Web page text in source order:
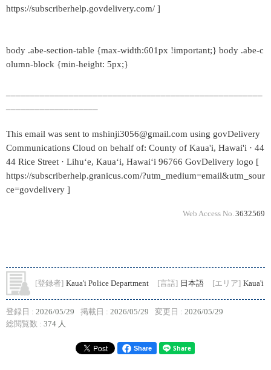
https://subscriberhelp.govdelivery.com/ ]
body .abe-section-table {max-width:601px !important;} body .abe-c
olumn-block {min-height: 5px;}
This email was sent to mshinji3056@gmail.com using govDelivery
Communications Cloud on behalf of: County of Kaua'i, Hawai'i · 44
44 Rice Street · Lihuʻe, Kauaʻi, Hawaiʻi 96766 GovDelivery logo [
https://subscriberhelp.granicus.com/?utm_medium=email&utm_sour
ce=govdelivery ]
Web Access No. 3632569
[登録者] Kaua'i Police Department [言語] 日本語 [エリア] Kaua'i
登録日 : 2026/05/29 掲載日 : 2026/05/29 変更日 : 2026/05/29
総閲覧数 : 374 人
Share